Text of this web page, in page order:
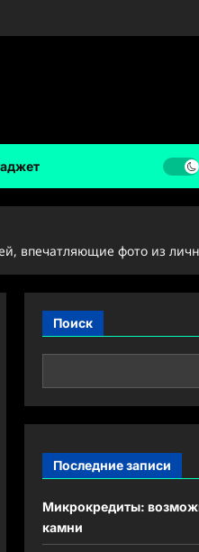
впечатляющие фото из
Поиск
Последние записи
Микрокредиты:
камни